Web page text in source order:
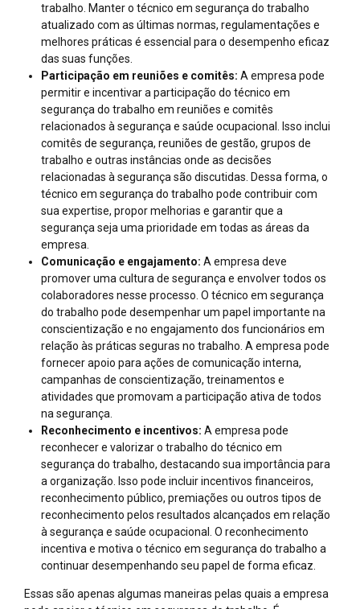
trabalho. Manter o técnico em segurança do trabalho
atualizado com as últimas normas, regulamentações e
melhores práticas é essencial para o desempenho eficaz
das suas funções.
Participação em reuniões e comitês: A empresa pode
permitir e incentivar a participação do técnico em
segurança do trabalho em reuniões e comitês
relacionados à segurança e saúde ocupacional. Isso inclui
comitês de segurança, reuniões de gestão, grupos de
trabalho e outras instâncias onde as decisões
relacionadas à segurança são discutidas. Dessa forma, o
técnico em segurança do trabalho pode contribuir com
sua expertise, propor melhorias e garantir que a
segurança seja uma prioridade em todas as áreas da
empresa.
Comunicação e engajamento: A empresa deve
promover uma cultura de segurança e envolver todos os
colaboradores nesse processo. O técnico em segurança
do trabalho pode desempenhar um papel importante na
conscientização e no engajamento dos funcionários em
relação às práticas seguras no trabalho. A empresa pode
fornecer apoio para ações de comunicação interna,
campanhas de conscientização, treinamentos e
atividades que promovam a participação ativa de todos
na segurança.
Reconhecimento e incentivos: A empresa pode
reconhecer e valorizar o trabalho do técnico em
segurança do trabalho, destacando sua importância para
a organização. Isso pode incluir incentivos financeiros,
reconhecimento público, premiações ou outros tipos de
reconhecimento pelos resultados alcançados em relação
à segurança e saúde ocupacional. O reconhecimento
incentiva e motiva o técnico em segurança do trabalho a
continuar desempenhando seu papel de forma eficaz.
Essas são apenas algumas maneiras pelas quais a empresa